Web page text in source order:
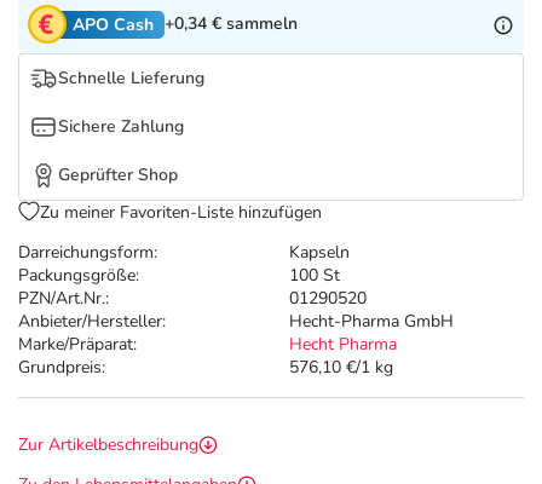
Tierapotheke
Vitamine & Mineralstoffe
Marken
Salus Deals
Darreichungsform:
Kapseln
Packungsgröße:
100 St
PZN/Art.Nr.:
01290520
Anbieter/Hersteller:
Hecht-Pharma GmbH
Marke/Präparat:
Hecht Pharma
Grundpreis:
576,10 €/1 kg
APO Cash +0,34 € sammeln
Schnelle Lieferung
Sichere Zahlung
Geprüfter Shop
Zu meiner Favoriten-Liste hinzufügen
Zur Artikelbeschreibung